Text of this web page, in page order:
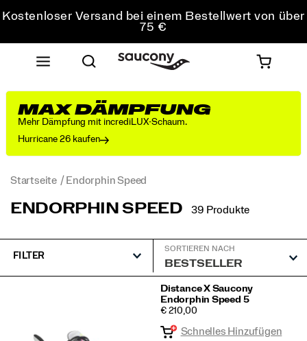
Kostenloser Versand bei einem Bestellwert von über
75 €
Kostenfreie Retouren bei allen Bestellungen
Sichere dir 10 % Rabatt auf deine erste Bestellung
MAX DÄMPFUNG
Mehr Dämpfung mit incrediLUX-Schaum.
Hurricane 26 kaufen
Startseite Endorphin Speed
ENDORPHIN SPEED 39 Produkte
FILTER
SORTIEREN NACH
Distance X Saucony
Endorphin Speed 5
PRICE
€ 210,00
Schnelles Hinzufügen